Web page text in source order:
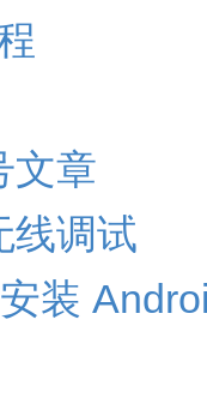
文章
线调试
装